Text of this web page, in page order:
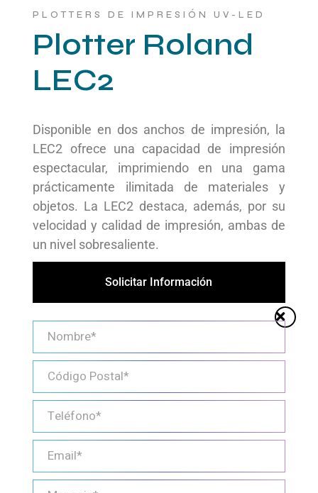
PLOTTERS DE IMPRESIÓN UV-LED
Plotter Roland
LEC2
Disponible en dos anchos de impresión, la
LEC2 ofrece una capacidad de impresión
espectacular, imprimiendo en una gama
prácticamente ilimitada de materiales y
objetos. La LEC2 destaca, además, por su
velocidad y calidad de impresión, ambas de
un nivel sobresaliente.
Solicitar Información